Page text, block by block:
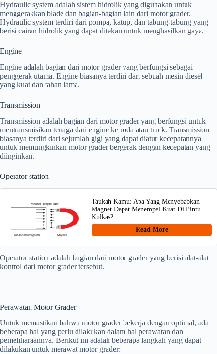
Hydraulic system adalah sistem hidrolik yang digunakan untuk
menggerakkan blade dan bagian-bagian lain dari motor grader.
Hydraulic system terdiri dari pompa, katup, dan tabung-tabung yang
berisi cairan hidrolik yang dapat ditekan untuk menghasilkan gaya.
Engine
Engine adalah bagian dari motor grader yang berfungsi sebagai
penggerak utama. Engine biasanya terdiri dari sebuah mesin diesel
yang kuat dan tahan lama.
Transmission
Transmission adalah bagian dari motor grader yang berfungsi untuk
mentransmisikan tenaga dari engine ke roda atau track. Transmission
biasanya terdiri dari sejumlah gigi yang dapat diatur kecepatannya
untuk memungkinkan motor grader bergerak dengan kecepatan yang
diinginkan.
Operator station
Taukah Kamu: Apa Yang Menyebabkan
Magnet Dapat Menempel Kuat Di Pintu
Kulkas?
Read More
Operator station adalah bagian dari motor grader yang berisi alat-alat
kontrol dari motor grader tersebut.
Perawatan Motor Grader
Untuk memastikan bahwa motor grader bekerja dengan optimal, ada
beberapa hal yang perlu dilakukan dalam hal perawatan dan
pemeliharaannya. Berikut ini adalah beberapa langkah yang dapat
dilakukan untuk merawat motor grader: